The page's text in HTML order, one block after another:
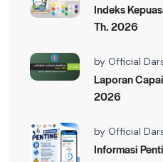
Indeks
Th. 2026
by Official
Laporan
2026
by Official
Informasi